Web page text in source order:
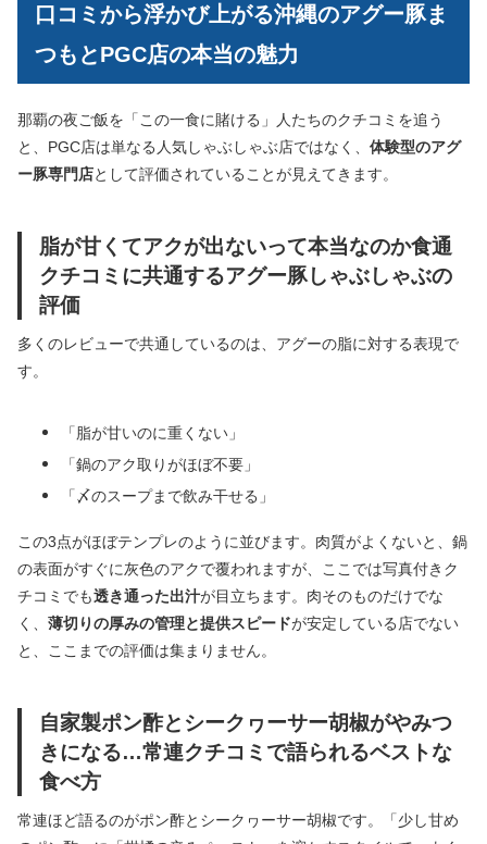
口コミから浮かび上がる沖縄のアグー豚ま
つもとPGC店の本当の魅力
那覇の夜ご飯を「この一食に賭ける」人たちのクチコミを追う
と、PGC店は単なる人気しゃぶしゃぶ店ではなく、 体験型のアグ
ー豚専門店として評価されていることが見えてきます。
脂が甘くてアクが出ないって本当なのか食通
クチコミに共通するアグー豚しゃぶしゃぶの
評価
多くのレビューで共通しているのは、アグーの脂に対する表現で
す。
「脂が甘いのに重くない」
「鍋のアク取りがほぼ不要」
「〆のスープまで飲み干せる」
この3点がほぼテンプレのように並びます。肉質がよくないと、鍋
の表面がすぐに灰色のアクで覆われますが、ここでは写真付きク
チコミでも透き通った出汁が目立ちます。肉そのものだけでな
く、 薄切りの厚みの管理と提供スピードが安定している店でない
と、ここまでの評価は集まりません。
自家製ポン酢とシークヮーサー胡椒がやみつ
きになる…常連クチコミで語られるベストな
食べ方
常連ほど語るのがポン酢とシークヮーサー胡椒です。「少し甘め